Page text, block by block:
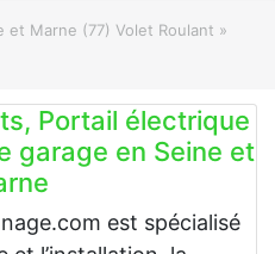
et Marne (77) Volet Roulant »
Portail électrique
garage en Seine et
est spécialisé